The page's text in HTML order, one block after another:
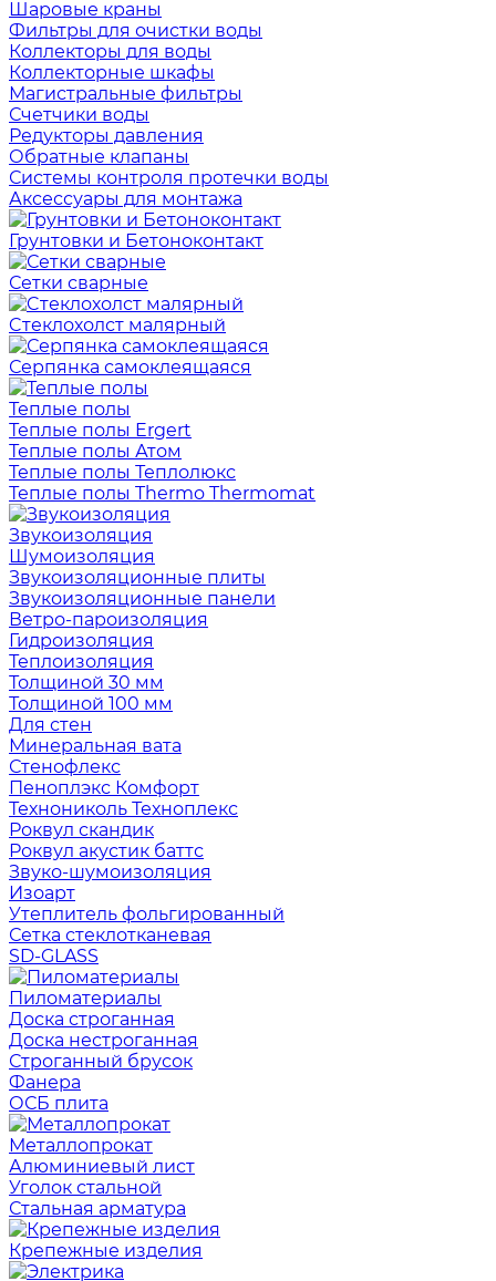
Шаровые краны
Фильтры для очистки воды
Коллекторы для воды
Коллекторные шкафы
Магистральные фильтры
Счетчики воды
Редукторы давления
Обратные клапаны
Системы контроля протечки воды
Аксессуары для монтажа
Грунтовки и Бетоноконтакт
Сетки сварные
Cтеклохолст малярный
Серпянка самоклеящаяся
Теплые полы
Теплые полы Ergert
Теплые полы Атом
Теплые полы Теплолюкс
Теплые полы Thermo Thermomat
Звукоизоляция
Шумоизоляция
Звукоизоляционные плиты
Звукоизоляционные панели
Ветро-пароизоляция
Гидроизоляция
Теплоизоляция
Толщиной 30 мм
Толщиной 100 мм
Для стен
Минеральная вата
Стенофлекс
Пеноплэкс Комфорт
Технониколь Техноплекс
Роквул скандик
Роквул акустик баттс
Звуко-шумоизоляция
Изоарт
Утеплитель фольгированный
Сетка стеклотканевая
SD-GLASS
Пиломатериалы
Доска строганная
Доска нестроганная
Строганный брусок
Фанера
ОСБ плита
Металлопрокат
Алюминиевый лист
Уголок стальной
Стальная арматура
Крепежные изделия